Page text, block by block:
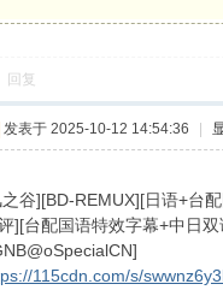
回复
发表于 2025-10-12 14:54:36
之谷][BD-REMUX][日语+台
][台配国语特效字幕+中日
115cdn.com/s/